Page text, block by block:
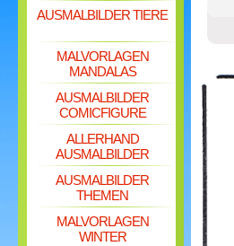
AUSMALBILDER TIERE
MALVORLAGEN
MANDALAS
AUSMALBILDER
COMICFIGURE
ALLERHAND
AUSMALBILDER
AUSMALBILDER
THEMEN
MALVORLAGEN
WINTER